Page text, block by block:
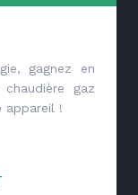
gagnez en
gaz
appareil !